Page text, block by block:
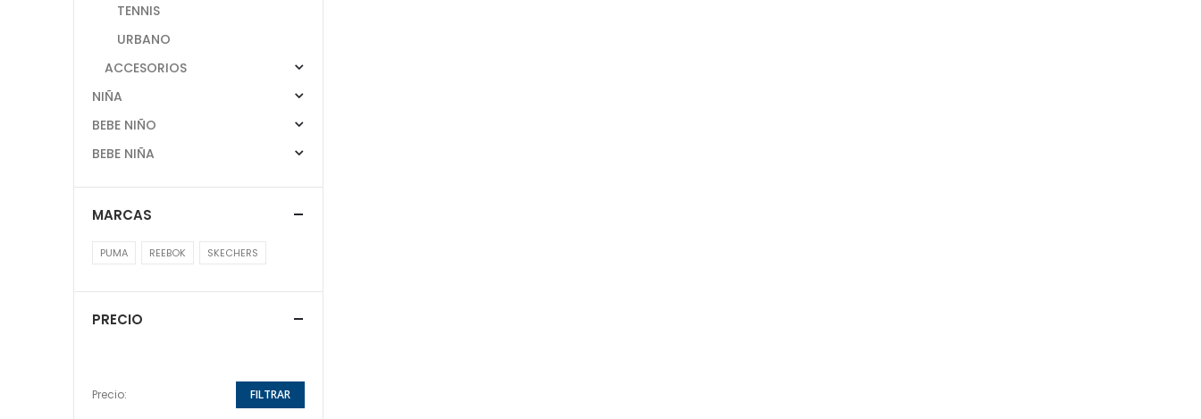
TENNIS
URBANO
ACCESORIOS
NIÑA
BEBE NIÑO
BEBE NIÑA
MARCAS
PUMA REEBOK SKECHERS
PRECIO
Precio: FILTRAR